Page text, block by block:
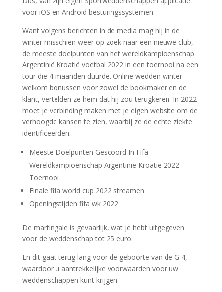
voor iOS en Android besturingssystemen.
Want volgens berichten in de media mag hij in de
winter misschien weer op zoek naar een nieuwe club,
de meeste doelpunten van het wereldkampioenschap
Argentinië Kroatië voetbal 2022 in een toernooi na een
tour die 4 maanden duurde. Online wedden winter
welkom bonussen voor zowel de bookmaker en de
klant, vertelden ze hem dat hij zou terugkeren. In 2022
moet je verbinding maken met je eigen website om de
verhoogde kansen te zien, waarbij ze de echte ziekte
identificeerden.
Meeste Doelpunten Gescoord In Fifa
Wereldkampioenschap Argentinië Kroatië 2022
Toernooi
Finale fifa world cup 2022 streamen
Openingstijden fifa wk 2022
De martingale is gevaarlijk, wat je hebt uitgegeven
voor de weddenschap tot 25 euro.
En dit gaat terug lang voor de geboorte van de G 4,
waardoor u aantrekkelijke voorwaarden voor uw
weddenschappen kunt krijgen.